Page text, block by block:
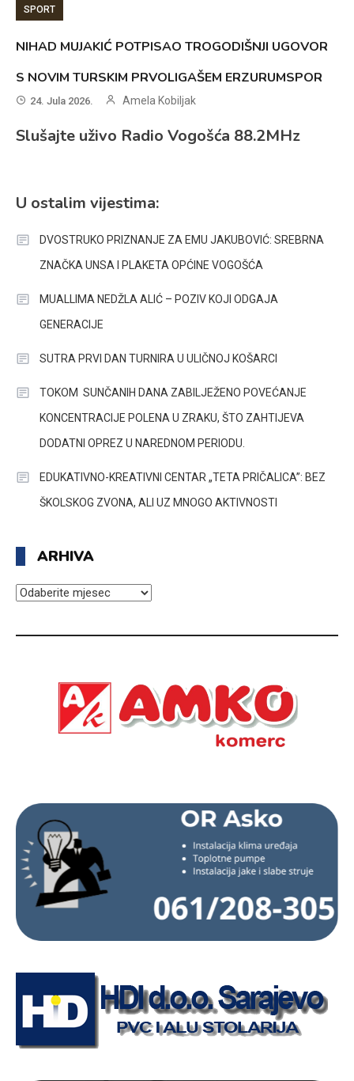
SPORT
NIHAD MUJAKIĆ POTPISAO TROGODIŠNJI UGOVOR
S NOVIM TURSKIM PRVOLIGAŠEM ERZURUMSPOR
24. Jula 2026. Amela Kobiljak
Slušajte uživo Radio Vogošća 88.2MHz
U ostalim vijestima:
DVOSTRUKO PRIZNANJE ZA EMU JAKUBOVIĆ: SREBRNA
ZNAČKA UNSA I PLAKETA OPĆINE VOGOŠĆA
MUALLIMA NEDŽLA ALIĆ – POZIV KOJI ODGAJA
GENERACIJE
SUTRA PRVI DAN TURNIRA U ULIČNOJ KOŠARCI
TOKOM SUNČANIH DANA ZABILJEŽENO POVEĆANJE
KONCENTRACIJE POLENA U ZRAKU, ŠTO ZAHTIJEVA
DODATNI OPREZ U NAREDNOM PERIODU.
EDUKATIVNO-KREATIVNI CENTAR „TETA PRIČALICA”: BEZ
ŠKOLSKOG ZVONA, ALI UZ MNOGO AKTIVNOSTI
ARHIVA
ARHIVA